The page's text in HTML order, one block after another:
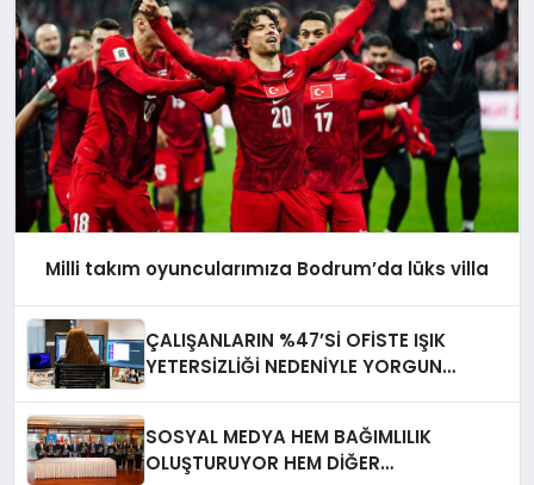
Milli takım oyuncularımıza Bodrum’da lüks villa
ÇALIŞANLARIN %47’Sİ OFİSTE IŞIK
YETERSİZLİĞİ NEDENİYLE YORGUN
SOSYAL MEDYA HEM BAĞIMLILIK
OLUŞTURUYOR HEM DİĞER